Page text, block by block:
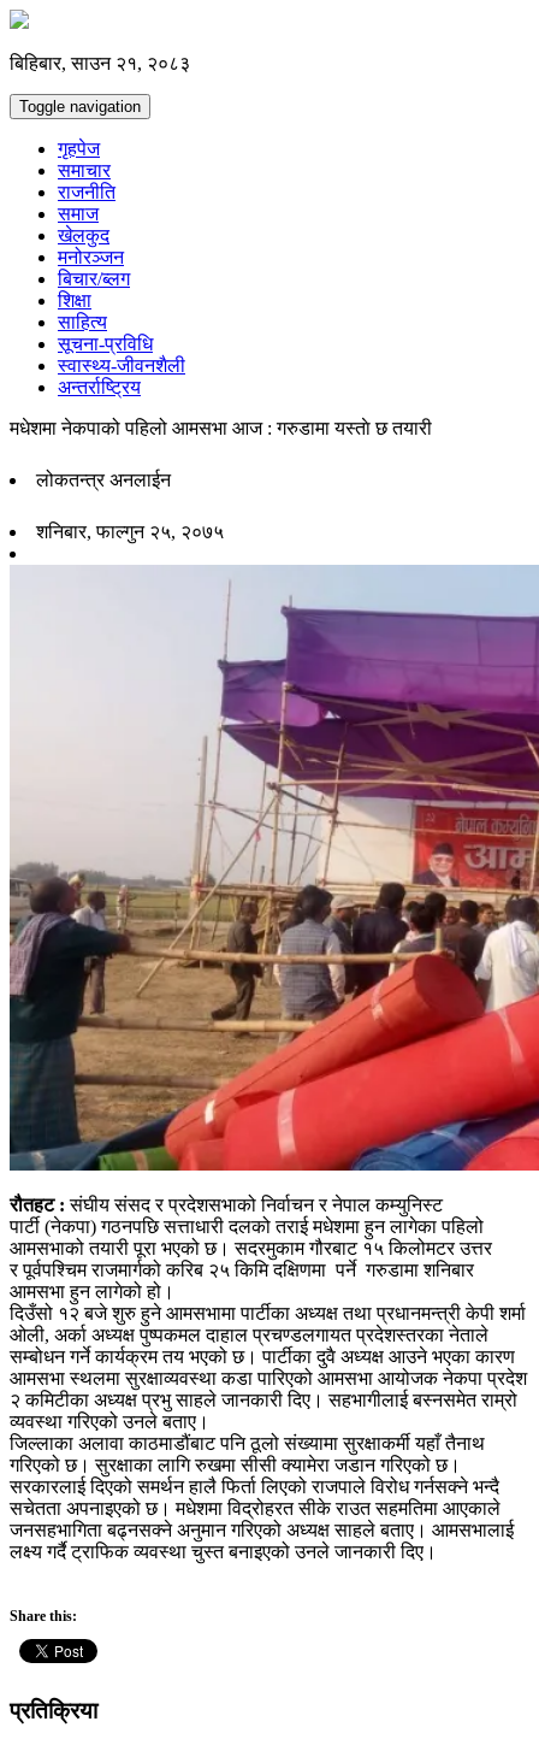
बिहिबार, साउन २१, २०८३
Toggle navigation
गृहपेज
समाचार
राजनीति
समाज
खेलकुद
मनोरञ्जन
बिचार/ब्लग
शिक्षा
साहित्य
सूचना-प्रविधि
स्वास्थ्य-जीवनशैली
अन्तर्राष्ट्रिय
मधेशमा नेकपाको पहिलो आमसभा आज : गरुडामा यस्ताे छ तयारी
लोकतन्त्र अनलाईन
शनिबार, फाल्गुन २५, २०७५
रौतहट : संघीय संसद र प्रदेशसभाको निर्वाचन र नेपाल कम्युनिस्ट
पार्टी (नेकपा) गठनपछि सत्ताधारी दलको तराई मधेशमा हुन लागेका पहिलो
आमसभाको तयारी पूरा भएको छ। सदरमुकाम गौरबाट १५ किलोमटर उत्तर
र पूर्वपश्चिम राजमार्गको करिब २५ किमि दक्षिणमा पर्ने गरुडामा शनिबार
आमसभा हुन लागेको हो।
दिउँसो १२ बजे शुरु हुने आमसभामा पार्टीका अध्यक्ष तथा प्रधानमन्त्री केपी शर्मा
ओली, अर्का अध्यक्ष पुष्पकमल दाहाल प्रचण्डलगायत प्रदेशस्तरका नेताले
सम्बोधन गर्ने कार्यक्रम तय भएको छ। पार्टीका दुवै अध्यक्ष आउने भएका कारण
आमसभा स्थलमा सुरक्षाव्यवस्था कडा पारिएको आमसभा आयोजक नेकपा प्रदेश
२ कमिटीका अध्यक्ष प्रभु साहले जानकारी दिए। सहभागीलाई बस्नसमेत राम्रो
व्यवस्था गरिएको उनले बताए।
जिल्लाका अलावा काठमाडौंबाट पनि ठूलो संख्यामा सुरक्षाकर्मी यहाँ तैनाथ
गरिएको छ। सुरक्षाका लागि रुखमा सीसी क्यामेरा जडान गरिएको छ।
सरकारलाई दिएको समर्थन हालै फिर्ता लिएको राजपाले विरोध गर्नसक्ने भन्दै
सचेतता अपनाइएको छ। मधेशमा विद्रोहरत सीके राउत सहमतिमा आएकाले
जनसहभागिता बढ्नसक्ने अनुमान गरिएको अध्यक्ष साहले बताए। आमसभालाई
लक्ष्य गर्दै ट्राफिक व्यवस्था चुस्त बनाइएको उनले जानकारी दिए।
Share this:
प्रतिक्रिया